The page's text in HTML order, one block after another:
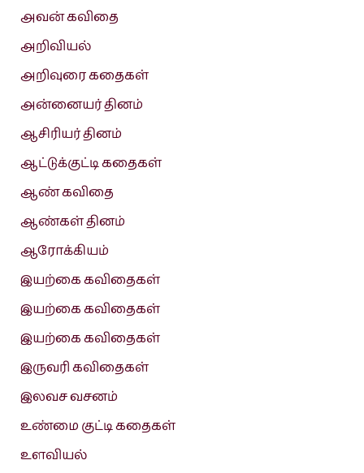
அவன் கவிதை
அறிவியல்
அறிவுரை கதைகள்
அன்னையர் தினம்
ஆசிரியர் தினம்
ஆட்டுக்குட்டி கதைகள்
ஆண் கவிதை
ஆண்கள் தினம்
ஆரோக்கியம்
இயற்கை கவிதைகள்
இயற்கை கவிதைகள்
இயற்கை கவிதைகள்
இருவரி கவிதைகள்
இலவச வசனம்
உண்மை குட்டி கதைகள்
உளவியல்